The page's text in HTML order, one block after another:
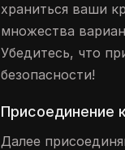
храниться ваши
множества
Убедитесь, что
безопасности!
Присоединение
Далее